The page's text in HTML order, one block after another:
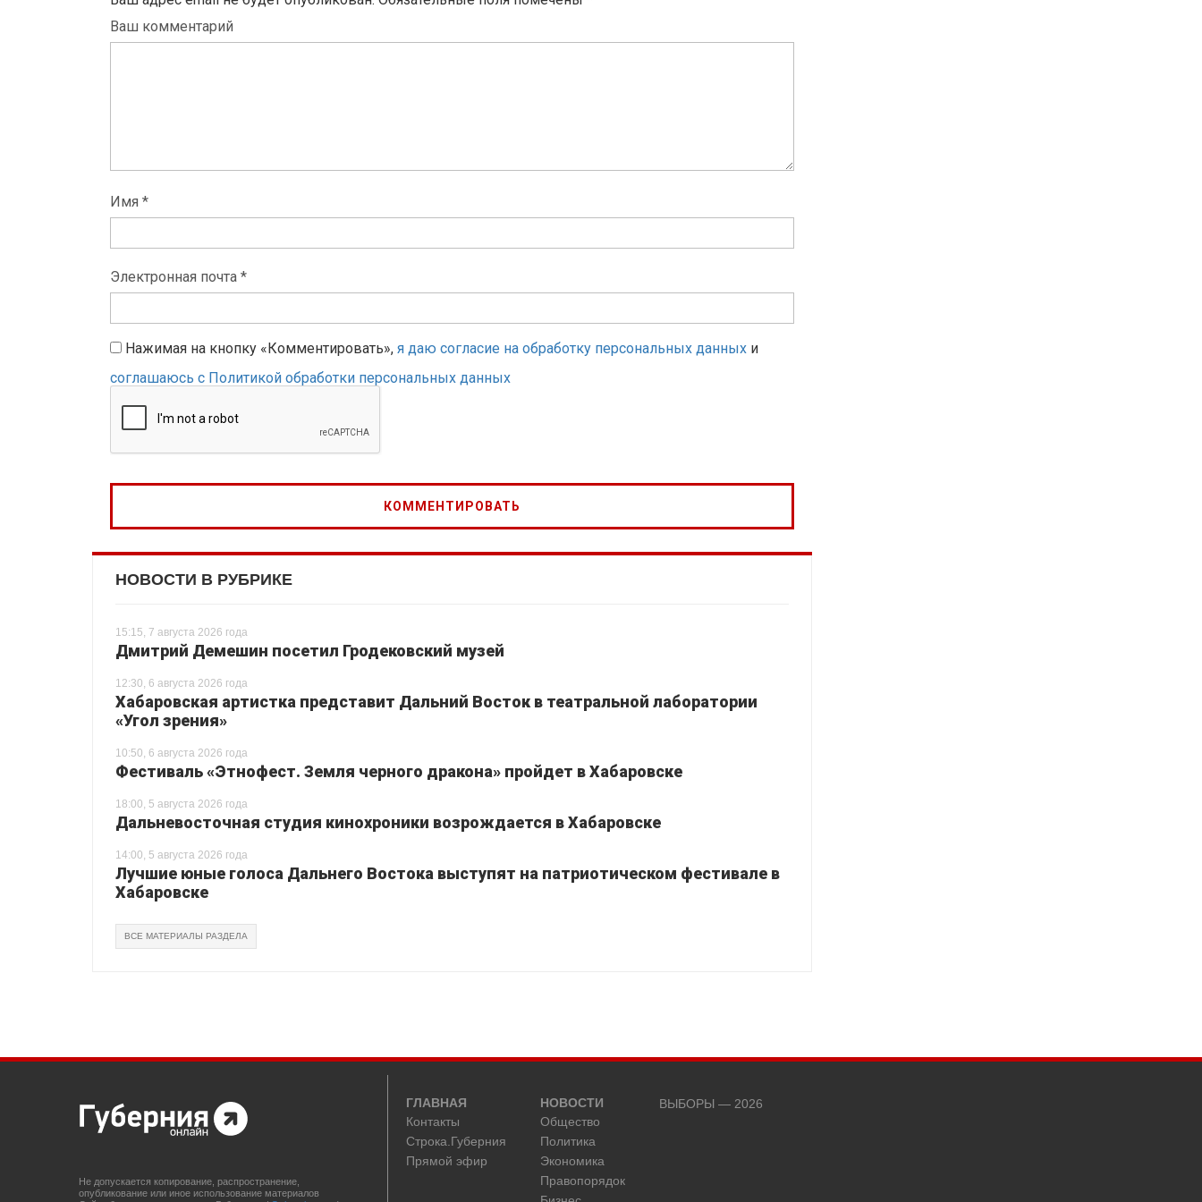
Ваш комментарий
Имя *
Электронная почта *
Нажимая на кнопку «Комментировать», я даю согласие на обработку персональных данных и
соглашаюсь с Политикой обработки персональных данных
НОВОСТИ В РУБРИКЕ
15:15, 7 августа 2026 года
Дмитрий Демешин посетил Гродековский музей
12:30, 6 августа 2026 года
Хабаровская артистка представит Дальний Восток в театральной лаборатории
«Угол зрения»
10:50, 6 августа 2026 года
Фестиваль «Этнофест. Земля черного дракона» пройдет в Хабаровске
18:00, 5 августа 2026 года
Дальневосточная студия кинохроники возрождается в Хабаровске
14:00, 5 августа 2026 года
Лучшие юные голоса Дальнего Востока выступят на патриотическом фестивале в
Хабаровске
ВСЕ МАТЕРИАЛЫ РАЗДЕЛА
Не допускается копирование, распространение,
опубликование или иное использование материалов
ГЛАВНАЯ
Контакты
Строка.Губерния
Прямой эфир
НОВОСТИ
Общество
Политика
Экономика
Правопорядок
ВЫБОРЫ — 2026